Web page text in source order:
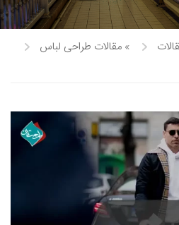
» مقالات طراحی لباس